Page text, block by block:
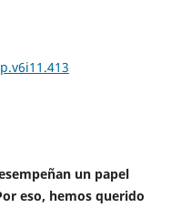
un papel
eso, hemos querido